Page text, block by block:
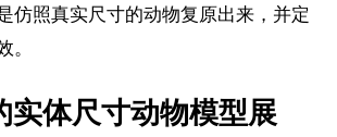
仿照真实尺寸的动物复原出来，并定
。
实体尺寸动物模型展